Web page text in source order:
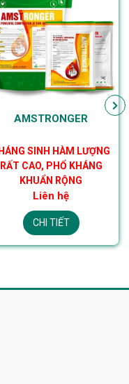
AMSTRONGER
SINH HÀM LƯỢNG
RẤT CAO, PHỔ KHÁNG
KHUẨN RỘNG
Liên hệ
CHI TIẾT